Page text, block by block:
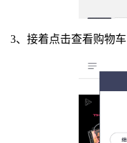
3、接着点击查看购物车